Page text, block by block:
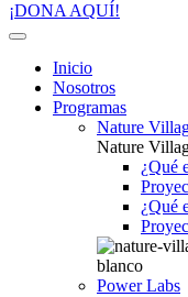
¡DONA AQUÍ!
Inicio
Nosotros
Programas
Nature
Nature
¿Qué
¿Qué
Power Labs